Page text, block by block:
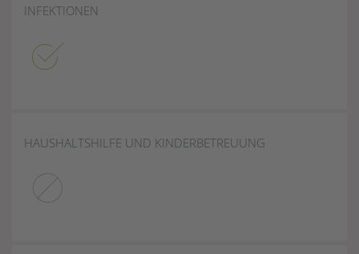
INFEKTIONEN
HAUSHALTSHILFE UND KINDERBETREUUNG